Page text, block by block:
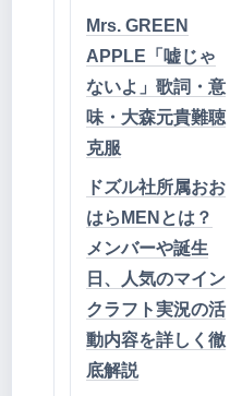
Mrs. GREEN
APPLE「嘘じゃ
ないよ」歌詞・意
味・大森元貴難聴
克服
ドズル社所属おお
はらMENとは？
メンバーや誕生
日、人気のマイン
クラフト実況の活
動内容を詳しく徹
底解説